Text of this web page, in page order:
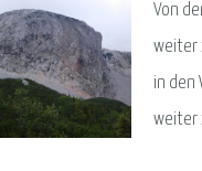
Von
weiter
in den
weiter